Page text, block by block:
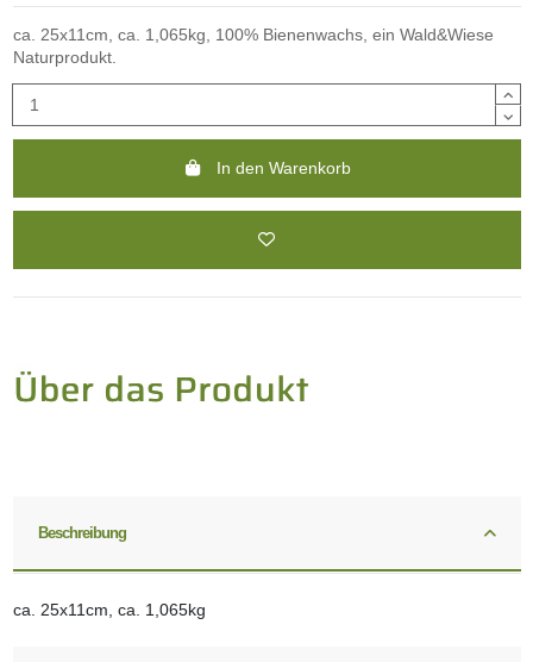
ca. 25x11cm, ca. 1,065kg, 100% Bienenwachs, ein Wald&Wiese
Naturprodukt.
In den Warenkorb
Beschreibung
ca. 25x11cm, ca. 1,065kg